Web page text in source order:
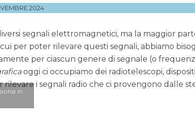
2024
segnali elettromagnetici, ma la maggior
per poter rilevare questi segnali, abbiamo
per ciascun genere di segnale (o
oggi ci occupiamo dei radiotelescopi,
rilevare i segnali radio che ci provengono dalle
in